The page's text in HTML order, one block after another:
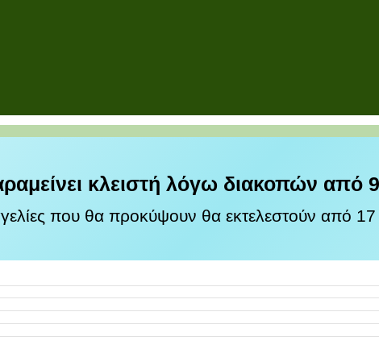
κλειστή λόγω διακοπών από
που θα προκύψουν θα εκτελεστούν από 17